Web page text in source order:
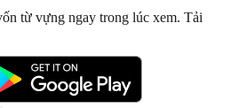
từ vựng ngay trong lúc xem. Tải